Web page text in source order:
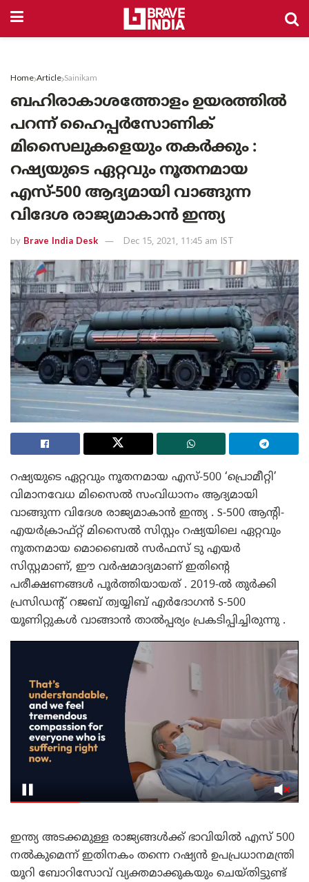
Home Article Sainikam
ബഹിരാകാശത്തോളം ഉയരത്തിൽ
പറന്ന് ഹൈപ്പര്‍സോണിക്
മിസൈലുകളെയും തകർക്കും :
റഷ്യയുടെ ഏറ്റവും നൂതനമായ
എസ്-500 ആദ്യമായി വാങ്ങുന്ന
വിദേശ രാജ്യമാകാൻ ഇന്ത്യ
by Brave India Desk Dec 15, 2021, 11:45 am IST
റഷ്യയുടെ ഏറ്റവും നൂതനമായ എസ്-500 ‘പ്രൊമീറ്റി’
വിമാനവേധ മിസൈൽ സംവിധാനം ആദ്യമായി
വാങ്ങുന്ന വിദേശ രാജ്യമാകാൻ ഇന്ത്യ . S-500 ആന്റി-
എയർക്രാഫ്റ്റ് മിസൈൽ സിസ്റ്റം റഷ്യയിലെ ഏറ്റവും
നൂതനമായ മൊബൈൽ സർഫസ് ടു എയർ
സിസ്റ്റമാണ്, ഈ വർഷമാദ്യമാണ് ഇതിന്റെ
പരീക്ഷണങ്ങൾ പൂർത്തിയായത് . 2019-ൽ തുർക്കി
പ്രസിഡന്റ് റജബ് ത്വയ്യിബ് എർദോഗൻ S-500
യൂണിറ്റുകൾ വാങ്ങാൻ താൽപ്പര്യം പ്രകടിപ്പിച്ചിരുന്നു .
ഇന്ത്യ അടക്കമുള്ള രാജ്യങ്ങള്‍ക്ക് ഭാവിയില്‍ എസ് 500
നല്‍കുമെന്ന് ഇതിനകം തന്നെ റഷ്യൻ ഉപപ്രധാനമന്ത്രി
യൂറി ബോറിസോവ് വ്യക്തമാക്കുകയും ചെയ്തിട്ടുണ്ട്